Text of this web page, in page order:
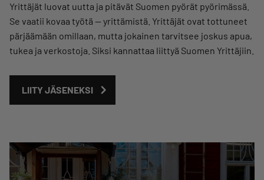
Yrittäjät luovat uutta ja pitävät Suomen pyörät pyörimässä.
Se vaatii kovaa työtä — yrittämistä. Yrittäjät ovat tottuneet
pärjäämään omillaan, mutta jokainen tarvitsee joskus apua,
tukea ja verkostoja. Siksi kannattaa liittyä Suomen Yrittäjiin.
LIITY JÄSENEKSI